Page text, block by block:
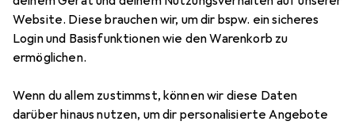
Website. Diese brauchen wir, um dir bspw. ein sicheres
Login und Basisfunktionen wie den Warenkorb zu
ermöglichen.
Wenn du allem zustimmst, können wir diese Daten
darüber hinaus nutzen, um dir personalisierte Angebote
MENGENRABATT
BGSElastikpuffer-Satz
Anschlagdämpfer
EUR
4,61